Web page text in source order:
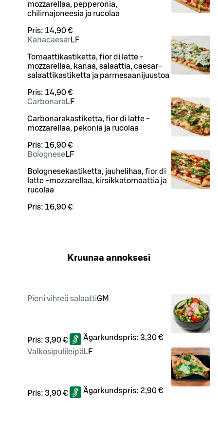
mozzarellaa, pepperonia,
chilimajoneesia ja rucolaa
Pris: 14,90 €
KanacaesarLF
Tomaattikastiketta, fior di latte -
mozzarellaa, kanaa, salaattia, caesar-
salaattikastiketta ja parmesaanijuustoa
Pris: 14,90 €
Carbonara LF
Carbonarakastiketta, fior di latte -
mozzarellaa, pekonia ja rucolaa
Pris: 16,90 €
BologneseLF
Bolognesekastiketta, jauhelihaa, fior di
latte -mozzarellaa, kirsikkatomaattia ja
rucolaa
Pris: 16,90 €
Kruunaa annoksesi
Pieni vihreä salaattiGM
Pris: 3,90 € Ägarkundspris: 3,30 €
Valkosipulileipä LF
Pris: 3,90 € Ägarkundspris: 2,90 €